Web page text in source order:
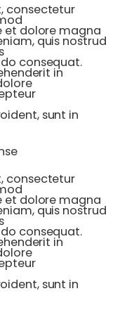
consectetur
et dolore magna
quis nostrud
consequat.
in
sunt in
consectetur
et dolore magna
quis nostrud
consequat.
in
sunt in